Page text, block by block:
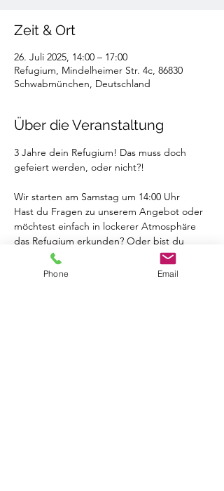
Zeit & Ort
26. Juli 2025, 14:00 – 17:00
Refugium, Mindelheimer Str. 4c, 86830
Schwabmünchen, Deutschland
Über die Veranstaltung
3 Jahre dein Refugium! Das muss doch
gefeiert werden, oder nicht?!
Wir starten am Samstag um 14:00 Uhr
Hast du Fragen zu unserem Angebot oder
möchtest einfach in lockerer Atmosphäre
das Refugium erkunden? Oder bist du
schon länger dabei und möchtest mit uns
feiern? Los geht's :)
Phone Email